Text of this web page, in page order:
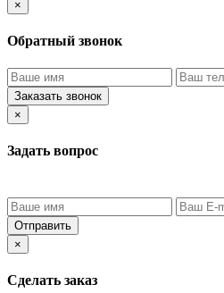
×
Обратный звонок
Заказать звонок
×
Задать вопрос
Отправить
×
Сделать заказ